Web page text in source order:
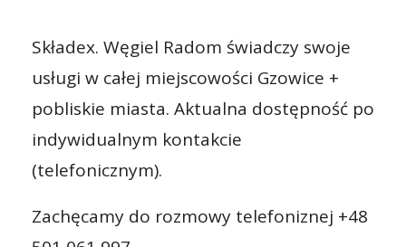
Składex. Węgiel Radom świadczy swoje
usługi w całej miejscowości Gzowice +
pobliskie miasta. Aktualna dostępność po
indywidualnym kontakcie
(telefonicznym).
Zachęcamy do rozmowy telefoniznej +48